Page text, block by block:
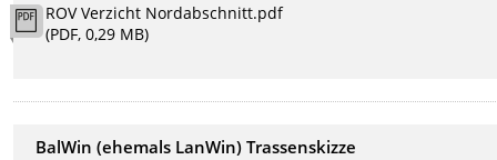
ROV Verzicht Nordabschnitt.pdf
(PDF, 0,29 MB)
BalWin (ehemals LanWin) Trassenskizze